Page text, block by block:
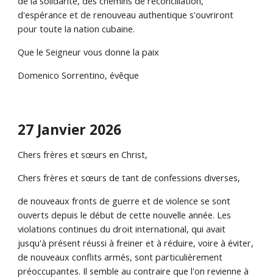
d'espérance et de renouveau authentique s'ouvriront
pour toute la nation cubaine.
Que le Seigneur vous donne la paix
Domenico Sorrentino, évêque
27 Janvier 2026
Chers frères et sœurs en Christ,
Chers frères et sœurs de tant de confessions diverses,
de nouveaux fronts de guerre et de violence se sont
ouverts depuis le début de cette nouvelle année. Les
violations continues du droit international, qui avait
jusqu'à présent réussi à freiner et à réduire, voire à éviter,
de nouveaux conflits armés, sont particulièrement
préoccupantes. Il semble au contraire que l'on revienne à